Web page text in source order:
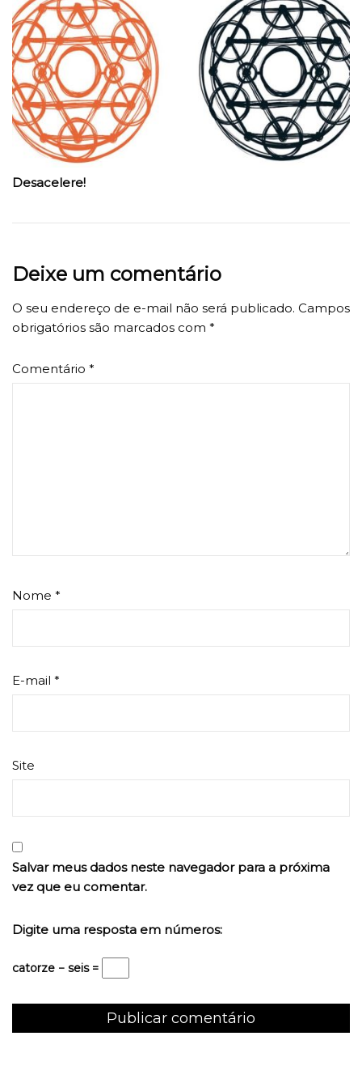
Desacelere!
Deixe um comentário
O seu endereço de e-mail não será publicado. Campos
obrigatórios são marcados com *
Comentário *
Nome *
E-mail *
Site
Salvar meus dados neste navegador para a próxima
vez que eu comentar.
Digite uma resposta em números:
catorze − seis =